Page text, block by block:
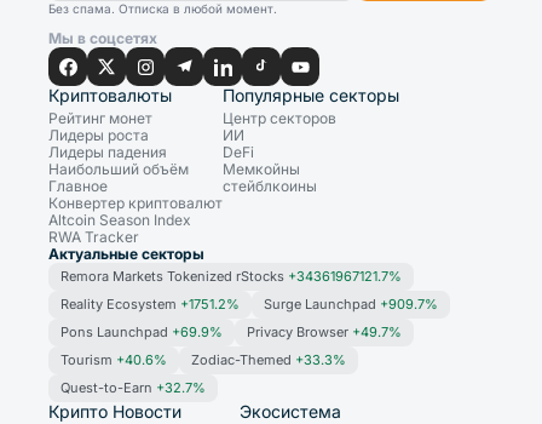
Без спама. Отписка в любой момент.
Мы в соцсетях
Криптовалюты
Рейтинг монет
Лидеры роста
Лидеры падения
Наибольший объём
Главное
Конвертер криптовалют
Altcoin Season Index
RWA Tracker
Популярные секторы
Центр секторов
ИИ
DeFi
Мемкойны
стейблкоины
Актуальные секторы
Remora Markets Tokenized rStocks +34361967121.7%
Reality Ecosystem +1751.2% Surge Launchpad +909.7%
Pons Launchpad +69.9% Privacy Browser +49.7%
Tourism +40.6% Zodiac-Themed +33.3%
Quest-to-Earn +32.7%
Крипто Новости Экосистема